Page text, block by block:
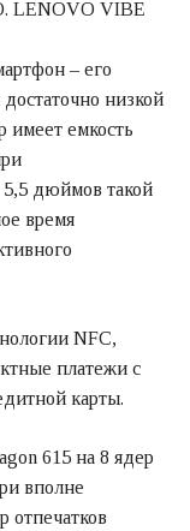
– его
низкой
имеет емкость
5,5 дюймов такой
время
NFC,
платежи с
карты.
615 на 8 ядер
вполне
отпечатков